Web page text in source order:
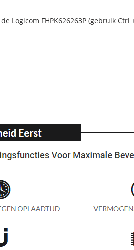
FHPK626263P (gebruik Ctrl